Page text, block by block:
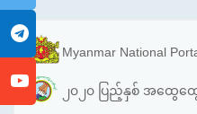
Myanmar National
၂၀၂၀ ပြည့်နှစ် အထွေထွ